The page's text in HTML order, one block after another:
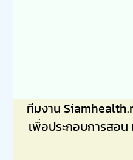
ทีมงาน
เพื่อประกอบการสอ